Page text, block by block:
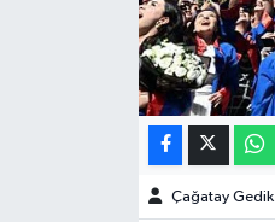
Çağatay Gedik